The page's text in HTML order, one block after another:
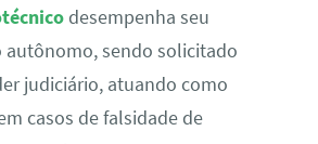
desempenha seu
sendo solicitado
judiciário, atuando como
casos de falsidade de